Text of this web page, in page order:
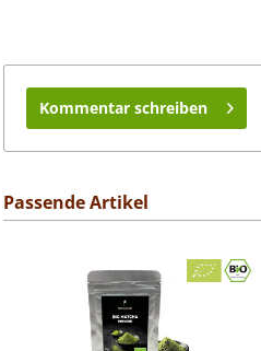
Kommentar schreiben
Passende Artikel